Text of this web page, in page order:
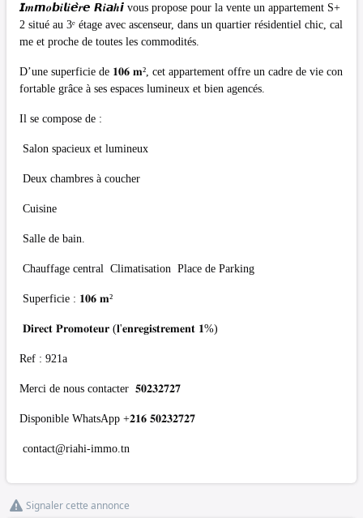
𝙄𝒎𝙢𝒐𝙗𝒊𝙡𝒊𝙚̀𝒓𝙚 𝙍𝒊𝙖𝒉𝙞 vous propose pour la vente un appartement S+
2 situé au 3ᵉ étage avec ascenseur, dans un quartier résidentiel chic, cal
me et proche de toutes les commodités.
D’une superficie de 𝟏𝟎𝟔 𝐦², cet appartement offre un cadre de vie con
fortable grâce à ses espaces lumineux et bien agencés.
Il se compose de :
Salon spacieux et lumineux
Deux chambres à coucher
Cuisine
Salle de bain.
Chauffage central Climatisation Place de Parking
Superficie : 𝟏𝟎𝟔 𝐦²
𝐃𝐢𝐫𝐞𝐜𝐭 𝐏𝐫𝐨𝐦𝐨𝐭𝐞𝐮𝐫 (𝐥'𝐞𝐧𝐫𝐞𝐠𝐢𝐬𝐭𝐫𝐞𝐦𝐞𝐧𝐭 𝟏%)
Ref : 921a
Merci de nous contacter 𝟓𝟎𝟐𝟑𝟐𝟕𝟐𝟕
Disponible WhatsApp +𝟐𝟏𝟔 𝟓𝟎𝟐𝟑𝟐𝟕𝟐𝟕
contact@riahi-immo.tn
Signaler cette annonce